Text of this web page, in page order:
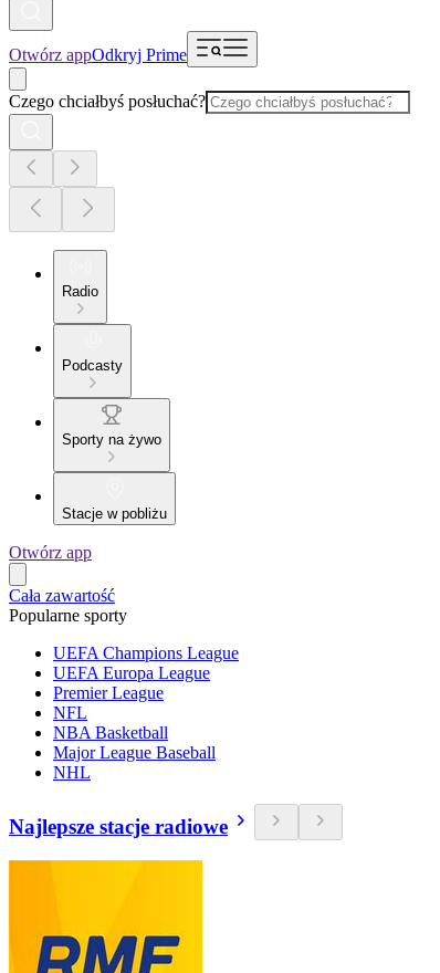
Otwórz appOdkryj Prime
Czego chciałbyś posłuchać?
Radio
Podcasty
Sporty na żywo
Stacje w pobliżu
Otwórz app
Cała zawartość
Popularne sporty
UEFA Champions League
UEFA Europa League
Premier League
NFL
NBA Basketball
Major League Baseball
NHL
Najlepsze stacje radiowe